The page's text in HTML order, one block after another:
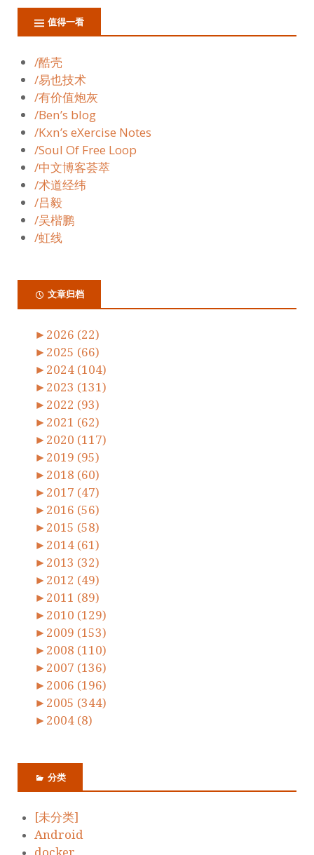
值得一看
/酷壳
/易也技术
/有价值炮灰
/Ben’s blog
/Kxn’s eXercise Notes
/Soul Of Free Loop
/中文博客荟萃
/术道经纬
/吕毅
/吴楷鹏
/虹线
文章归档
► 2026 (22)
► 2025 (66)
► 2024 (104)
► 2023 (131)
► 2022 (93)
► 2021 (62)
► 2020 (117)
► 2019 (95)
► 2018 (60)
► 2017 (47)
► 2016 (56)
► 2015 (58)
► 2014 (61)
► 2013 (32)
► 2012 (49)
► 2011 (89)
► 2010 (129)
► 2009 (153)
► 2008 (110)
► 2007 (136)
► 2006 (196)
► 2005 (344)
► 2004 (8)
分类
[未分类]
Android